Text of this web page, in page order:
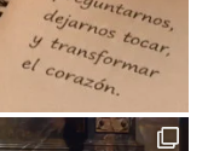
Tortosa, ha
missa de Les